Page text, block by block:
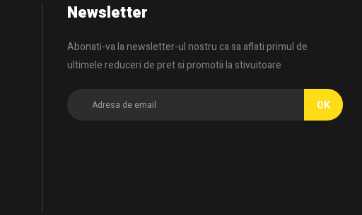
Newsletter
Abonati-va la newsletter-ul nostru ca sa aflati primul de
ultimele reduceri de pret si promotii la stivuitoare
OK